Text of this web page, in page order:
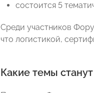
состоится 5
Среди участников
что логистикой,
Какие темы